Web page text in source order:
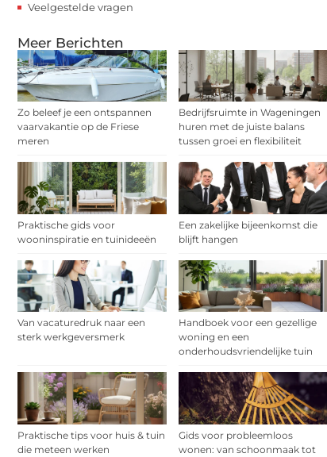
Veelgestelde vragen
Meer Berichten
Zo beleef je een ontspannen
vaarvakantie op de Friese
meren
Bedrijfsruimte in Wageningen
huren met de juiste balans
tussen groei en flexibiliteit
Praktische gids voor
wooninspiratie en tuinideeën
Een zakelijke bijeenkomst die
blijft hangen
Van vacaturedruk naar een
sterk werkgeversmerk
Handboek voor een gezellige
woning en een
onderhoudsvriendelijke tuin
Praktische tips voor huis & tuin
die meteen werken
Gids voor probleemloos
wonen: van schoonmaak tot